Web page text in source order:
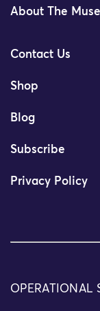
About The
Contact Us
Shop
Blog
Subscribe
Privacy Policy
OPERATIONAL